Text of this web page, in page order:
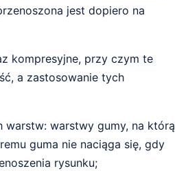
jest dopiero na
kompresyjne, przy czym te
a zastosowanie tych
warstw: warstwy gumy, na którą
guma nie naciąga się, gdy
rysunku;